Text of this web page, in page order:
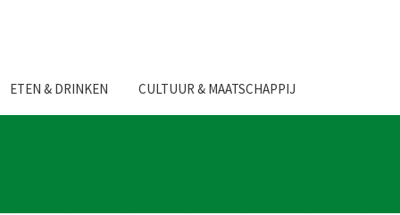
ETEN & DRINKEN CULTUUR & MAATSCHAPPIJ